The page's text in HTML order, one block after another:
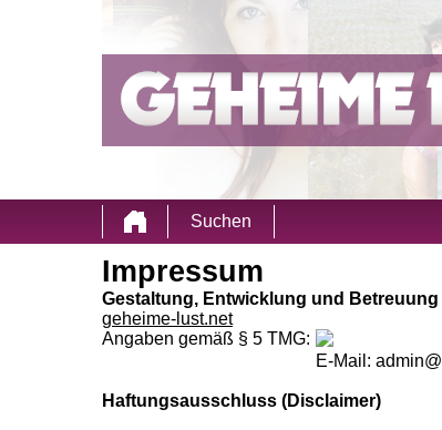
Suchen
Impressum
Gestaltung, Entwicklung und
geheime-lust.net
Angaben gemäß § 5 TMG:
E-Mail:
Haftungsausschluss (Disclaimer)